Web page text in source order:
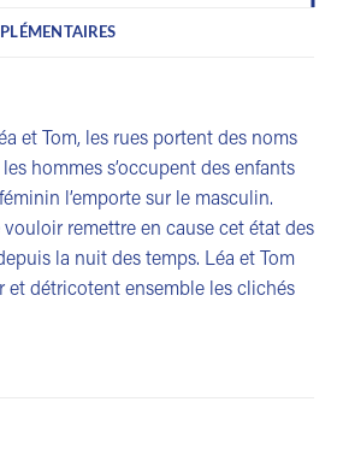
et Tom, les rues portent des noms
hommes s’occupent des enfants
l’emporte sur le masculin.
vouloir remettre en cause cet état des
la nuit des temps. Léa et Tom
et détricotent ensemble les clichés